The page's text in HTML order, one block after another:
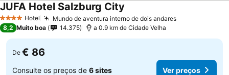
4 EstrelasHotel Mundo de aventura interno de dois andares
JUFA Hotel Salzburg City
8,2 Muito boa 14.375 a 0.9 km de Cidade Velha
De € 86
Consulte os preços de 6 sites Ver preços